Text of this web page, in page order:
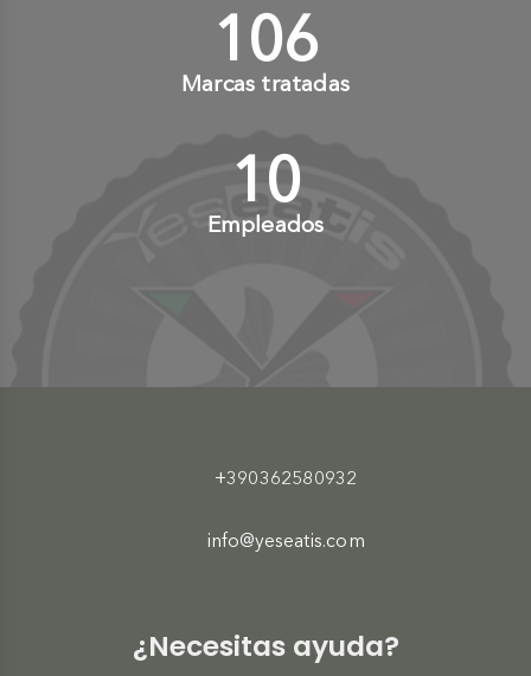
110+
Marcas tratadas
10+
Empleados
+390362580932
info@yeseatis.com
¿Necesitas ayuda?